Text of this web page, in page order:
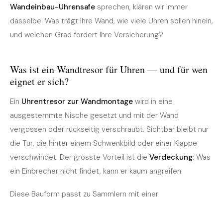
Wandeinbau-Uhrensafe sprechen, klären wir immer
dasselbe: Was trägt Ihre Wand, wie viele Uhren sollen hinein,
und welchen Grad fordert Ihre Versicherung?
Was ist ein Wandtresor für Uhren — und für wen
eignet er sich?
Ein Uhrentresor zur Wandmontage wird in eine
ausgestemmte Nische gesetzt und mit der Wand
vergossen oder rückseitig verschraubt. Sichtbar bleibt nur
die Tür, die hinter einem Schwenkbild oder einer Klappe
verschwindet. Der grösste Vorteil ist die Verdeckung: Was
ein Einbrecher nicht findet, kann er kaum angreifen.
Diese Bauform passt zu Sammlern mit einer